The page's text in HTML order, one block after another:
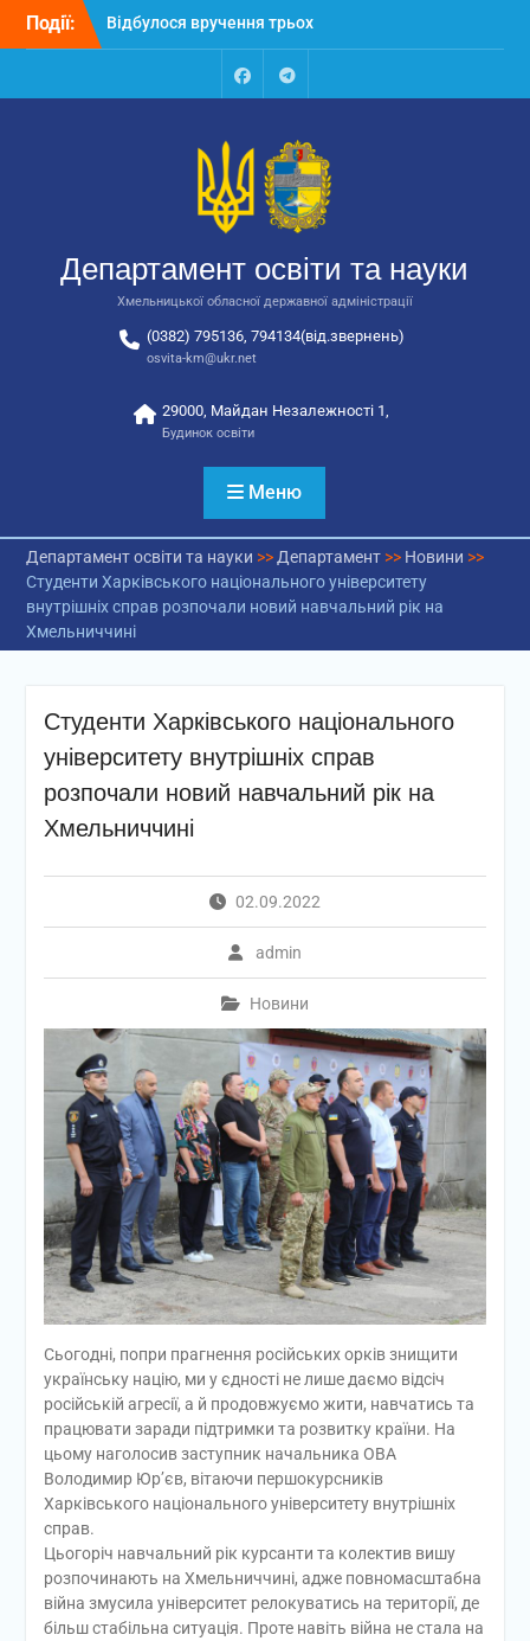
Перейти
Події:
закладів освіти
Відбулося засідання
колегії Департаменту
освіти та науки обласної
Відбулась обласна
відповідальних за
національно-патріотичне
FacebookTalegram
Департамент освіти та науки
Хмельницької обласної державної адміністрації
(0382) 795136, 794134(від.звернень)
osvita-km@ukr.net
29000, Майдан Незалежності 1,
Будинок освіти
Меню
Департамент освіти та науки >> Департамент>> Новини >>
Студенти Харківського національного університету
внутрішніх справ розпочали новий навчальний рік на
Хмельниччині
Студенти Харківського національного
університету внутрішніх справ
розпочали новий навчальний рік на
Хмельниччині
02.09.2022
admin
Новини
Сьогодні, попри прагнення російських орків знищити
українську націю, ми у єдності не лише даємо відсіч
російській агресії, а й продовжуємо жити, навчатись та
працювати заради підтримки та розвитку країни. На
цьому наголосив заступник начальника ОВА
Володимир Юр’єв, вітаючи першокурсників
Харківського національного університету внутрішніх
справ.
Цьогоріч навчальний рік курсанти та колектив вишу
розпочинають на Хмельниччині, адже повномасштабна
війна змусила університет релокуватись на території, де
більш стабільна ситуація. Проте навіть війна не стала на